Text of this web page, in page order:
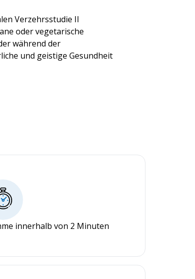
Verzehrsstudie II
oder vegetarische
während der
und geistige Gesundheit
innerhalb von 2 Minuten